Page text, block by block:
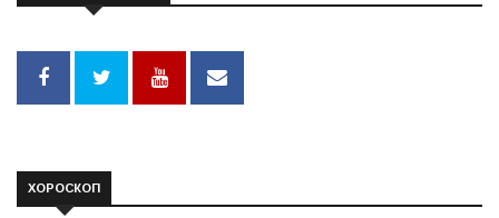
ХОРОСКОП